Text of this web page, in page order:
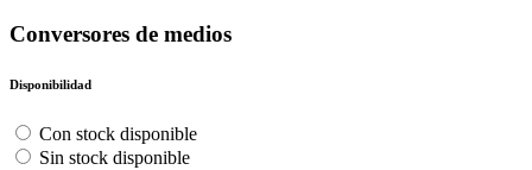
Conversores de medios
Disponibilidad
Con stock disponible
Sin stock disponible